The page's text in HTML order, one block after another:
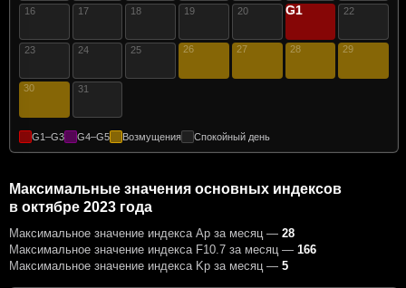
16 17 18 19 20 21
G1 22
23 24 25 26 27 28 29
30 31
G1–G3 G4–G5 Возмущения Спокойный день
Максимальные значения основных индексов
в октябре 2023 года
Максимальное значение индекса Ap за месяц — 28
Максимальное значение индекса F10.7 за месяц — 166
Максимальное значение индекса Kp за месяц — 5